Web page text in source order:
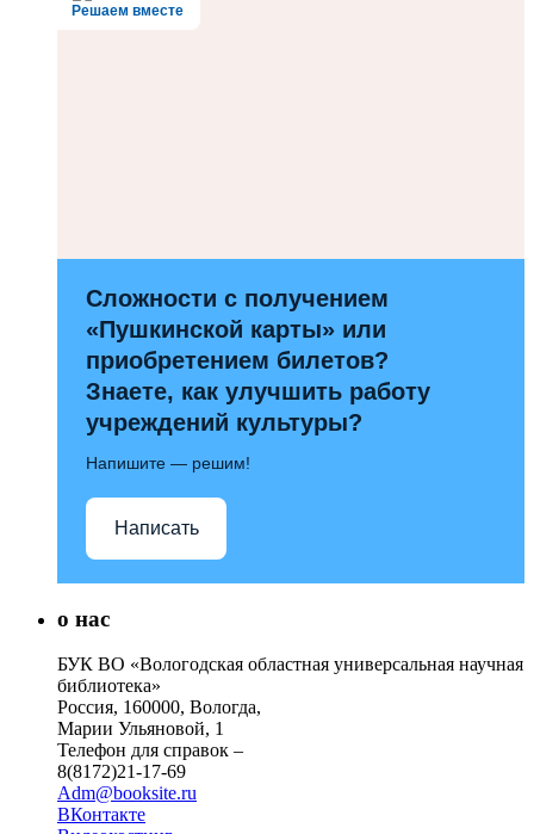
Решаем вместе
Сложности с получением
«Пушкинской карты» или
приобретением билетов?
Знаете, как улучшить работу
учреждений культуры?
Напишите — решим!
Написать
о нас
БУК ВО «Вологодская областная универсальная научная
библиотека»
Россия, 160000, Вологда,
Марии Ульяновой, 1
Телефон для справок –
8(8172)21-17-69
Adm@booksite.ru
ВКонтакте